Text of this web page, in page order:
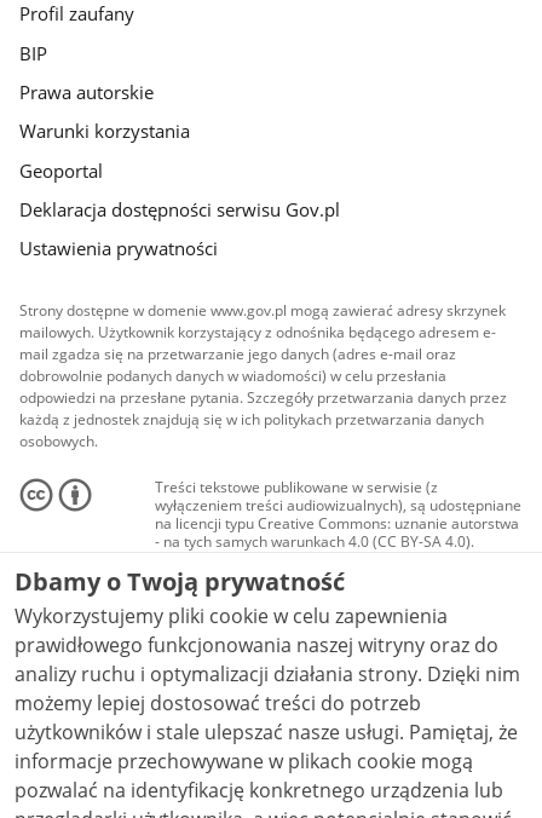
Profil zaufany
BIP
Prawa autorskie
Warunki korzystania
Geoportal
Deklaracja dostępności serwisu Gov.pl
Ustawienia prywatności
Strony dostępne w domenie www.gov.pl mogą zawierać adresy skrzynek
mailowych. Użytkownik korzystający z odnośnika będącego adresem e-
mail zgadza się na przetwarzanie jego danych (adres e-mail oraz
dobrowolnie podanych danych w wiadomości) w celu przesłania
odpowiedzi na przesłane pytania. Szczegóły przetwarzania danych przez
każdą z jednostek znajdują się w ich politykach przetwarzania danych
osobowych.
Treści tekstowe publikowane w serwisie (z
wyłączeniem treści audiowizualnych), są udostępniane
na licencji typu Creative Commons: uznanie autorstwa
- na tych samych warunkach 4.0 (CC BY-SA 4.0).
Materiały audiowizualne, w tym zdjęcia, materiały
audio i wideo, są udostępniane na licencji typu
Creative Commons: uznanie autorstwa użycie
niekomercyjne - bez utworów zależnych 4.0 (CC BY-
NC-ND 4.0), o ile nie jest to stwierdzone inaczej.
Dbamy o Twoją prywatność
Wykorzystujemy pliki cookie w celu zapewnienia
prawidłowego funkcjonowania naszej witryny oraz do
analizy ruchu i optymalizacji działania strony. Dzięki nim
możemy lepiej dostosować treści do potrzeb
użytkowników i stale ulepszać nasze usługi. Pamiętaj, że
informacje przechowywane w plikach cookie mogą
pozwalać na identyfikację konkretnego urządzenia lub